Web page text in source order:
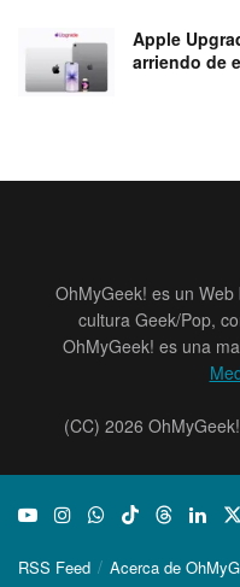
Apple
arriendo de
OhMyGeek! es un
cultura Geek/Pop,
OhMyGeek! es una
(CC) 2026
RSS Feed Acerca de